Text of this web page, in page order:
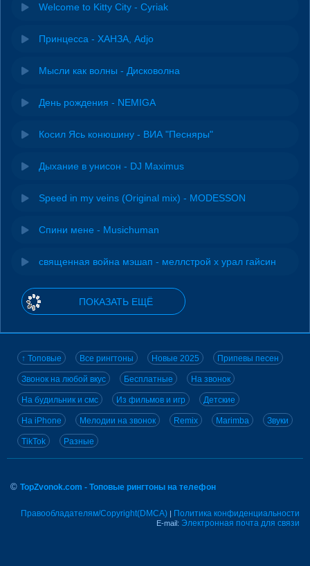
Welcome to Kitty City - Cyriak
Принцесса - ХАНЗА, Adjo
Мысли как волны - Дисковолна
День рождения - NEMIGA
Косил Ясь конюшину - ВИА "Песняры"
Дыхание в унисон - DJ Maximus
Speed in my veins (Original mix) - MODESSON
Спини мене - Musichuman
священная война мэшап - меллстрой х урал гайсин
ПОКАЗАТЬ ЕЩЁ
↑ Топовые Все рингтоны Новые 2025 Припевы песен
Звонок на любой вкус Бесплатные На звонок
На будильник и смс Из фильмов и игр Детские
На iPhone Мелодии на звонок Remix Marimba Звуки
TikTok Разные
© TopZvonok.com - Топовые рингтоны на телефон
Правообладателям/Copyright(DMCA) | Политика конфиденциальности
E-mail: Электронная почта для связи